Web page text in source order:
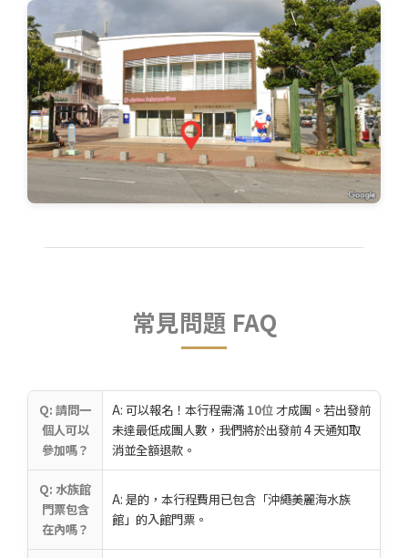
常見問題 FAQ
Q: 請問一
個人可以
參加嗎？
A: 可以報名！本行程需滿 10位才成團。若出發前
未達最低成團人數，我們將於出發前 4 天通知取
消並全額退款。
Q: 水族館
門票包含
在內嗎？
A: 是的，本行程費用已包含「沖繩美麗海水族
館」的入館門票。